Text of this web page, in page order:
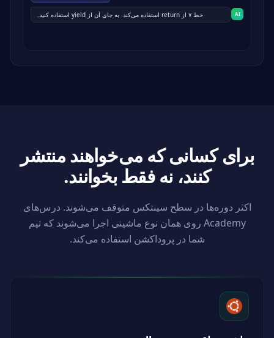
AI خط ۷ از return استفاده می‌کند. به جای آن از yield استفاده کنید.
برای کسانی که می‌خواهند منتشر
کنند، نه فقط بخوانند.
اکثر دوره‌ها در سطح سینتکس متوقف می‌شوند. درس‌های
Academy روی همان نوع ماشینی اجرا می‌شوند که تیم
شما در پروداکشن استفاده می‌کند.